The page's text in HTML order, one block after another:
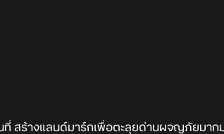
ที่ สร้างแลนด์มาร์กเพื่อตะลุยด่านผจญภัยมาก